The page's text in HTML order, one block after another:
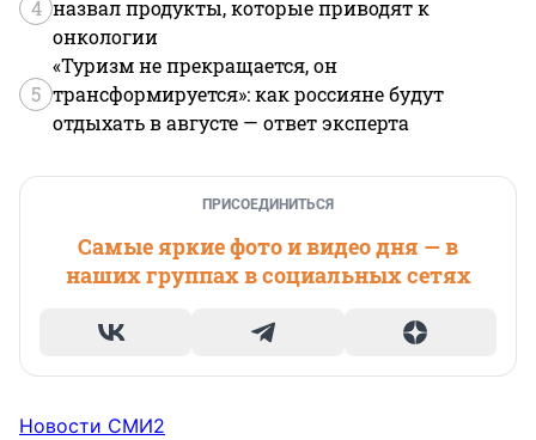
4 назвал продукты, которые приводят к
онкологии
5
«Туризм не прекращается, он
трансформируется»: как россияне будут
отдыхать в августе — ответ эксперта
ПРИСОЕДИНИТЬСЯ
Самые яркие фото и видео дня — в
наших группах в социальных сетях
Новости СМИ2